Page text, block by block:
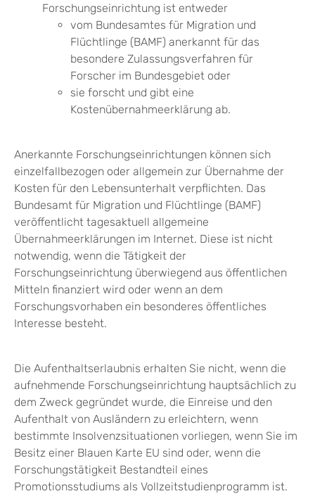
Forschungseinrichtung ist entweder
vom Bundesamtes für Migration und
Flüchtlinge (BAMF) anerkannt für das
besondere Zulassungsverfahren für
Forscher im Bundesgebiet oder
sie forscht und gibt eine
Kostenübernahmeerklärung ab.
Anerkannte Forschungseinrichtungen können sich
einzelfallbezogen oder allgemein zur Übernahme der
Kosten für den Lebensunterhalt verpflichten. Das
Bundesamt für Migration und Flüchtlinge (BAMF)
veröffentlicht tagesaktuell allgemeine
Übernahmeerklärungen im Internet. Diese ist nicht
notwendig, wenn die Tätigkeit der
Forschungseinrichtung überwiegend aus öffentlichen
Mitteln finanziert wird oder wenn an dem
Forschungsvorhaben ein besonderes öffentliches
Interesse besteht.
Die Aufenthaltserlaubnis erhalten Sie nicht, wenn die
aufnehmende Forschungseinrichtung hauptsächlich zu
dem Zweck gegründet wurde, die Einreise und den
Aufenthalt von Ausländern zu erleichtern, wenn
bestimmte Insolvenzsituationen vorliegen, wenn Sie im
Besitz einer Blauen Karte EU sind oder, wenn die
Forschungstätigkeit Bestandteil eines
Promotionsstudiums als Vollzeitstudienprogramm ist.